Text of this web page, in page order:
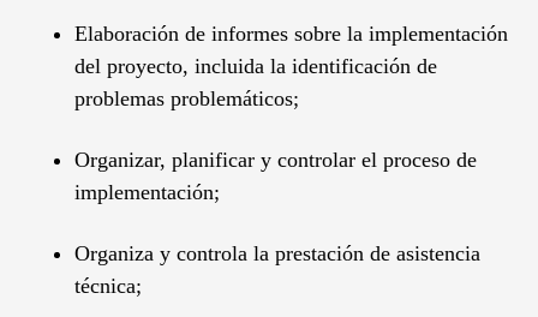
Elaboración de informes sobre la implementación
del proyecto, incluida la identificación de
problemas problemáticos;
Organizar, planificar y controlar el proceso de
implementación;
Organiza y controla la prestación de asistencia
técnica;